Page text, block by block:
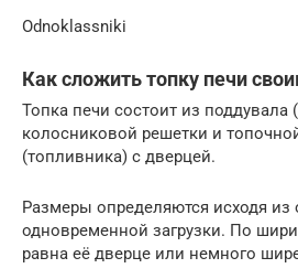
Odnoklassniki
Как сложить топку печи
Топка печи состоит из поддувала
колосниковой решетки и
(топливника) с дверцей.
Размеры определяются исходя из
одновременной загрузки. По
равна её дверце или немного